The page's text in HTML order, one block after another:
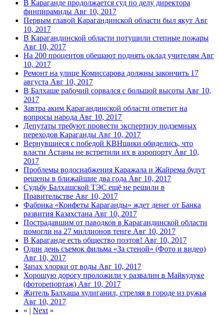
В Караганде продолжается суд по делу директора
финпирамиды Авг 10, 2017
Первым главой Карагандинской области был якут Авг
10, 2017
В Карагандинской области потушили степные пожары
Авг 10, 2017
На 200 процентов обещают поднять оклад учителям Авг
10, 2017
Ремонт на улице Комиссарова должны закончить 17
августа Авг 10, 2017
В Балхаше рабочий сорвался с большой высоты Авг 10,
2017
Завтра аким Карагандинской области ответит на
вопросы народа Авг 10, 2017
Депутаты требуют провести экспертизу подземных
переходов Караганды Авг 10, 2017
Вернувшиеся с победой КВНщики обиделись, что
власти Астаны не встретили их в аэропорту Авг 10,
2017
Проблемы водоснабжения Каражала и Жайрема будут
решены в ближайшие два года Авг 10, 2017
Судьбу Балхашской ТЭС ещё не решили в
Правительстве Авг 10, 2017
Фабрика «Конфеты Караганды» ждет денег от Банка
развития Казахстана Авг 10, 2017
Пострадавшим от паводков в Карагандинской области
помогли на 27 миллионов тенге Авг 10, 2017
В Караганде есть общество поэтов! Авг 10, 2017
Один день съемок фильма «За стеной» (Фото и видео)
Авг 10, 2017
Запах хлорки от воды Авг 10, 2017
Хорошую дорогу проложили у развалин в Майкудуке
(фоторепортаж) Авг 10, 2017
Житель Балхаша хулиганил, стреляя в городе из ружья
Авг 10, 2017
« | Next »